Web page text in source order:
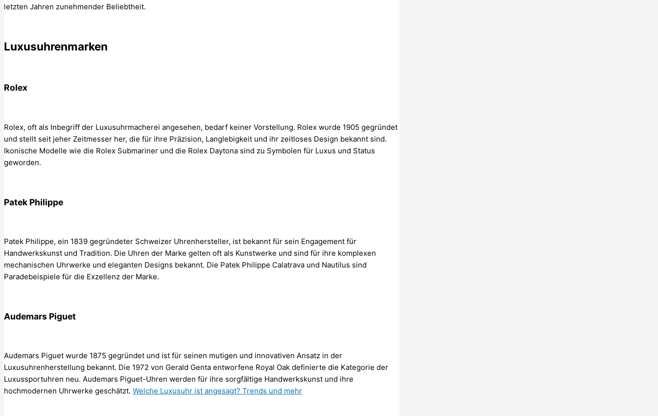
letzten Jahren zunehmender Beliebtheit.
Luxusuhrenmarken
Rolex
Rolex, oft als Inbegriff der Luxusuhrmacherei angesehen, bedarf keiner Vorstellung. Rolex wurde 1905 gegründet
und stellt seit jeher Zeitmesser her, die für ihre Präzision, Langlebigkeit und ihr zeitloses Design bekannt sind.
Ikonische Modelle wie die Rolex Submariner und die Rolex Daytona sind zu Symbolen für Luxus und Status
geworden.
Patek Philippe
Patek Philippe, ein 1839 gegründeter Schweizer Uhrenhersteller, ist bekannt für sein Engagement für
Handwerkskunst und Tradition. Die Uhren der Marke gelten oft als Kunstwerke und sind für ihre komplexen
mechanischen Uhrwerke und eleganten Designs bekannt. Die Patek Philippe Calatrava und Nautilus sind
Paradebeispiele für die Exzellenz der Marke.
Audemars Piguet
Audemars Piguet wurde 1875 gegründet und ist für seinen mutigen und innovativen Ansatz in der
Luxusuhrenherstellung bekannt. Die 1972 von Gerald Genta entworfene Royal Oak definierte die Kategorie der
Luxussportuhren neu. Audemars Piguet-Uhren werden für ihre sorgfältige Handwerkskunst und ihre
hochmodernen Uhrwerke geschätzt. Welche Luxusuhr ist angesagt? Trends und mehr